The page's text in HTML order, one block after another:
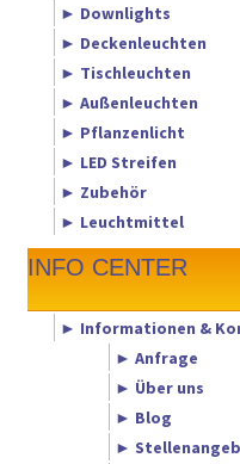
► Downlights
► Deckenleuchten
► Tischleuchten
► Außenleuchten
► Pflanzenlicht
► LED Streifen
► Zubehör
► Leuchtmittel
INFO CENTER
► Informationen &
► Anfrage
► Über uns
► Blog
►